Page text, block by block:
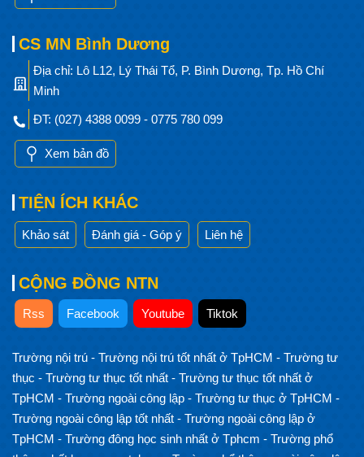
CS MN Bình Dương
Địa chỉ: Lô L12, Lý Thái Tổ, P. Bình Dương, Tp. Hồ Chí
Minh
ĐT: (027) 4388 0099 - 0775 780 099
Xem bản đồ
TIỆN ÍCH KHÁC
Khảo sát Đánh giá - Góp ý Liên hệ
CỘNG ĐỒNG NTN
Rss Facebook Youtube Tiktok
Trường nội trú - Trường nội trú tốt nhất ở TpHCM - Trường tư
thục - Trường tư thục tốt nhất - Trường tư thục tốt nhất ở
TpHCM - Trường ngoài công lập - Trường tư thục ở TpHCM -
Trường ngoài công lập tốt nhất - Trường ngoài công lập ở
TpHCM - Trường đông học sinh nhất ở Tphcm - Trường phổ